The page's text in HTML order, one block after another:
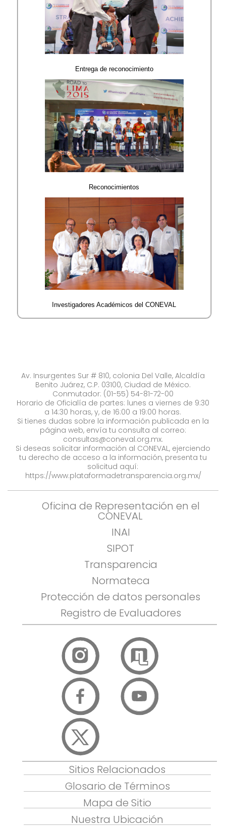
Entrega de reconocimiento
Reconocimientos
Investigadores Académicos del CONEVAL
Av. Insurgentes Sur # 810, colonia Del Valle, Alcaldía
Benito Juárez, C.P. 03100, Ciudad de México.
Conmutador: (01-55) 54-81-72-00
Horario de Oficialía de partes: lunes a viernes de 9:30
a 14:30 horas, y, de 16:00 a 19:00 horas.
Si tienes dudas sobre la información publicada en la
página web, envía tu consulta al correo:
consultas@coneval.org.mx.
Si deseas solicitar información al CONEVAL, ejerciendo
tu derecho de acceso a la información, presenta tu
solicitud aquí:
https://www.plataformadetransparencia.org.mx/
Oficina de Representación en el
CONEVAL
INAI
SIPOT
Transparencia
Normateca
Protección de datos personales
Registro de Evaluadores
Sitios Relacionados
Glosario de Términos
Mapa de Sitio
Nuestra Ubicación